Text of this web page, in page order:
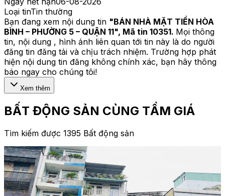
Loại tinTin thường
Bạn đang xem nội dung tin "BÁN NHÀ MẶT TIỀN HÒA
BÌNH – PHƯỜNG 5 – QUẬN 11", Mã tin 10351. Mọi thông
tin, nội dung , hình ảnh liên quan tới tin này là do người
đăng tin đăng tải và chịu trách nhiệm. Trường hợp phát
hiện nội dung tin đăng không chính xác, bạn hãy thông
báo ngay cho chúng tôi!
Xem thêm
BẤT ĐỘNG SẢN CÙNG TẦM GIÁ
Tìm kiếm được 1395 Bất động sản